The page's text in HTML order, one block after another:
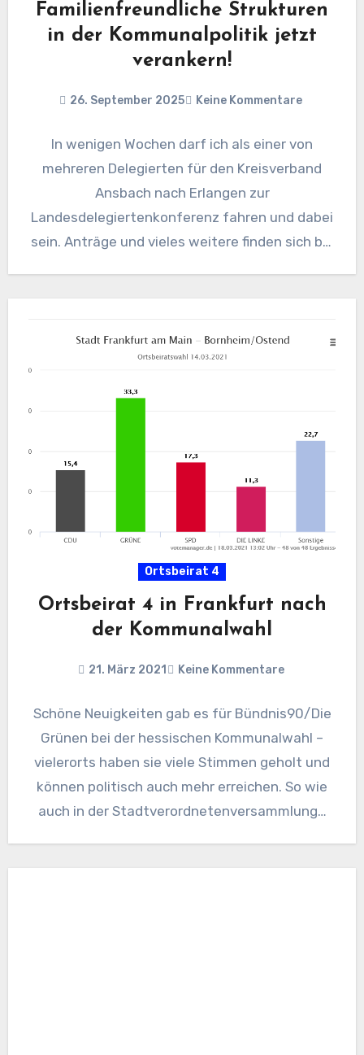
Familienfreundliche Strukturen
in der Kommunalpolitik jetzt
verankern!
26. September 2025 Keine Kommentare
In wenigen Wochen darf ich als einer von
mehreren Delegierten für den Kreisverband
Ansbach nach Erlangen zur
Landesdelegiertenkonferenz fahren und dabei
sein. Anträge und vieles weitere finden sich bei
Ortsbeirat 4
Ortsbeirat 4 in Frankfurt nach
der Kommunalwahl
21. März 2021 Keine Kommentare
Schöne Neuigkeiten gab es für Bündnis90/Die
Grünen bei der hessischen Kommunalwahl –
vielerorts haben sie viele Stimmen geholt und
können politisch auch mehr erreichen. So wie
auch in der Stadtverordnetenversammlung…